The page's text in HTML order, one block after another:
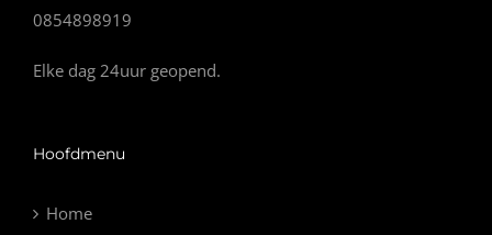
0854898919
Elke dag 24uur geopend.
Hoofdmenu
Home